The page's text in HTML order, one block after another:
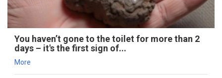
You haven’t gone to the toilet for more than 2
days – it's the first sign of...
More